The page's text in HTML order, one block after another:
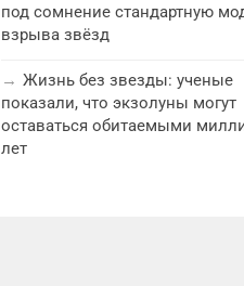
под сомнение стандартную
взрыва звёзд
Жизнь без звезды: ученые
показали, что экзолуны могут
оставаться обитаемыми
лет